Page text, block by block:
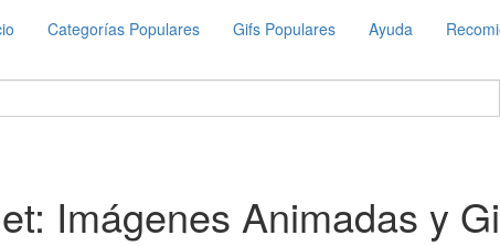
Categorías Populares Gifs Populares Ayuda
Imágenes Animadas y